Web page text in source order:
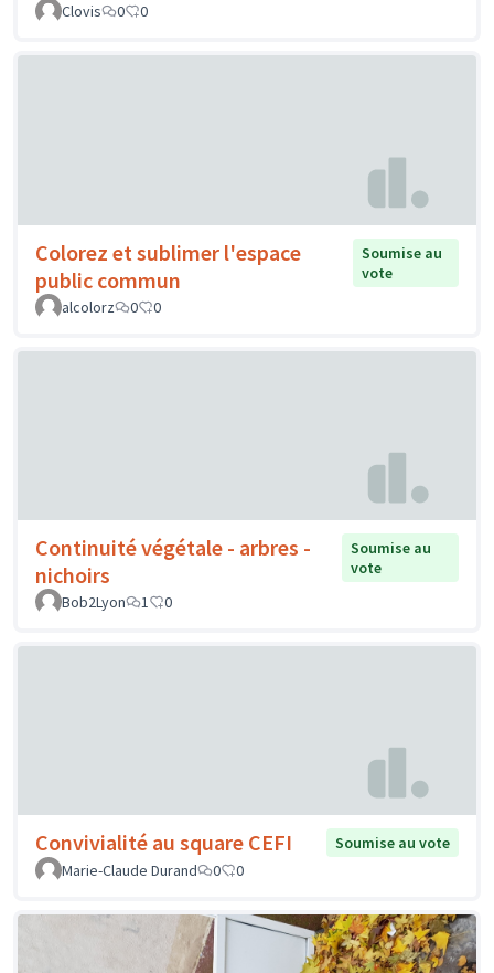
Clovis
0 0
Colorez et sublimer l'espace
public commun
Soumise au
vote
alcolorz
0 0
Continuité végétale - arbres -
nichoirs
Soumise au
vote
Bob2Lyon
1 0
Convivialité au square CEFI
Soumise au vote
Marie-Claude Durand
0 0